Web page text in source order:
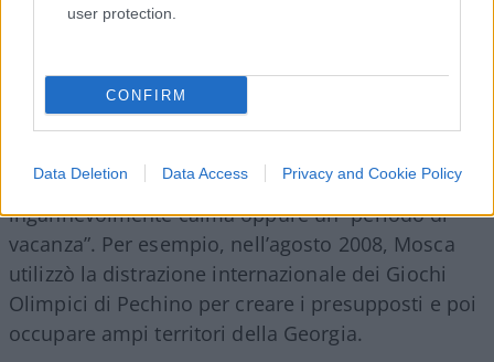
user protection.
CONFIRM
Data Deletion Data Access Privacy and Cookie Policy
(persino effettiva). Teatro perfetto potrebbe essere
di nuovo l’Ucraina. Come in passato, il periodo
potrebbe coincidere con una stagione
ingannevolmente calma oppure un “periodo di
vacanza”. Per esempio, nell’agosto 2008, Mosca
utilizzò la distrazione internazionale dei Giochi
Olimpici di Pechino per creare i presupposti e poi
occupare ampi territori della Georgia.